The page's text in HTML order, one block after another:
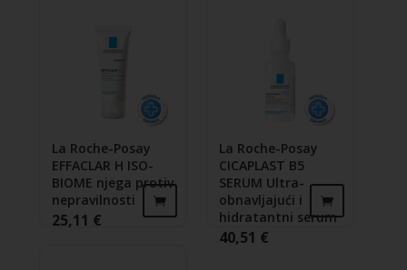
La Roche-Posay
EFFACLAR H ISO-
BIOME njega protiv
nepravilnosti
25,11 €
La Roche-Posay
CICAPLAST B5
SERUM Ultra-
obnavljajući i
hidratantni serum
40,51 €